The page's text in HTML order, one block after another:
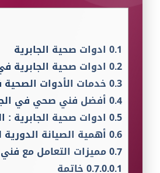
0.1 ادوات صحية الجابرية
0.2 ادوات صحية
0.3خدمات الأدوات الصحية
0.4أفضل فني صحي في
0.5 ادوات صحية الجابرية :
0.6أهمية الصيانة
0.7مميزات التعامل مع
0.7.0.0.1خاتمة